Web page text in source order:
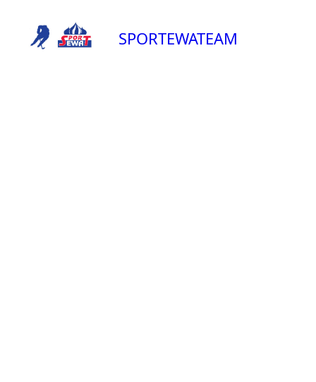
SPORTEWATEAM